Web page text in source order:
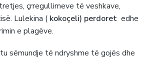
çrregullimeve të veshkave,
Lulekina ( kokoçeli) perdoret edhe
e plagëve.
sëmundje të ndryshme të gojës dhe